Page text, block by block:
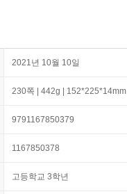
2021년 10월 10일
230쪽 | 442g | 152*225*14mm
9791167850379
1167850378
고등학교 3학년